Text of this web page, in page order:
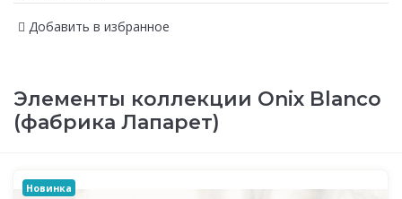
Добавить в избранное
Элементы коллекции Oniх Blanco
(фабрика Лапарет)
Новинка